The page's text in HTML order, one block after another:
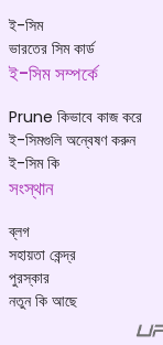
ই-সিম
ভারতের সিম কার্ড
ই-সিম সম্পর্কে
Prune কিভাবে কাজ করে
ই-সিমগুলি অন্বেষণ করুন
ই-সিম কি
সংস্থান
ব্লগ
সহায়তা কেন্দ্র
পুরস্কার
নতুন কি আছে